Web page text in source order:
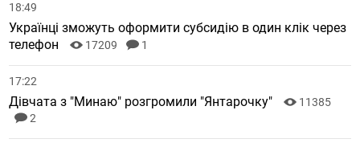
18:49
Українці зможуть оформити субсидію в один клік через
телефон
17209 1
17:22
Дівчата з "Минаю" розгромили "Янтарочку"
11385
2